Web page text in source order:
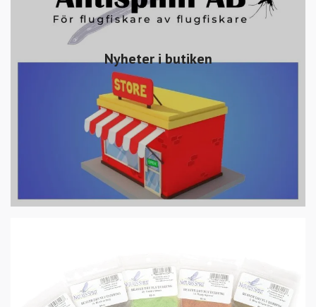
Nyheter i butiken